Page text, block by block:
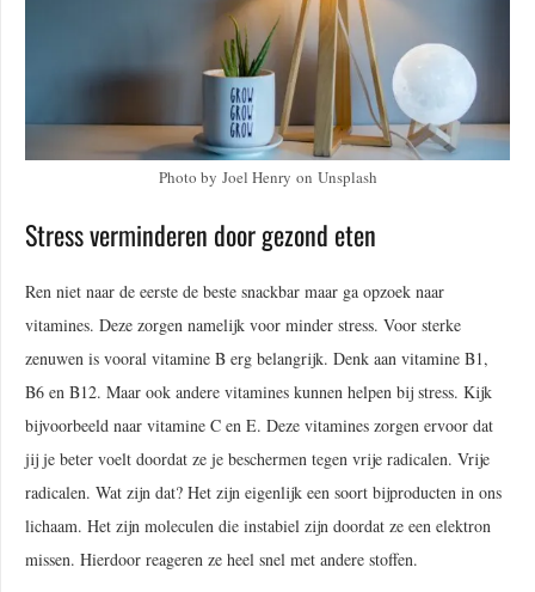
Photo by Joel Henry on Unsplash
Stress verminderen door gezond eten
Ren niet naar de eerste de beste snackbar maar ga opzoek naar
vitamines. Deze zorgen namelijk voor minder stress. Voor sterke
zenuwen is vooral vitamine B erg belangrijk. Denk aan vitamine B1,
B6 en B12. Maar ook andere vitamines kunnen helpen bij stress. Kijk
bijvoorbeeld naar vitamine C en E. Deze vitamines zorgen ervoor dat
jij je beter voelt doordat ze je beschermen tegen vrije radicalen. Vrije
radicalen. Wat zijn dat? Het zijn eigenlijk een soort bijproducten in ons
lichaam. Het zijn moleculen die instabiel zijn doordat ze een elektron
missen. Hierdoor reageren ze heel snel met andere stoffen.